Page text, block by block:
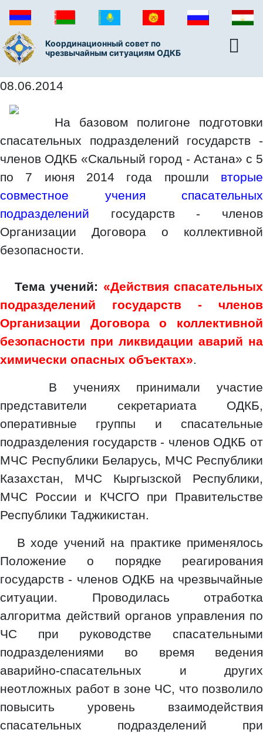
Координационный совет по
чрезвычайным ситуациям ОДКБ
08.06.2014
На базовом полигоне подготовки
спасательных подразделений государств -
членов ОДКБ «Скальный город - Астана» с 5
по 7 июня 2014 года прошли вторые
совместное учения спасательных
подразделений государств - членов
Организации Договора о коллективной
безопасности.
Тема учений: «Действия спасательных
подразделений государств - членов
Организации Договора о коллективной
безопасности при ликвидации аварий на
химически опасных объектах».
В учениях принимали участие
представители секретариата ОДКБ,
оперативные группы и спасательные
подразделения государств - членов ОДКБ от
МЧС Республики Беларусь, МЧС Республики
Казахстан, МЧС Кыргызской Республики,
МЧС России и КЧСГО при Правительстве
Республики Таджикистан.
В ходе учений на практике применялось
Положение о порядке реагирования
государств - членов ОДКБ на чрезвычайные
ситуации. Проводилась отработка
алгоритма действий органов управления по
ЧС при руководстве спасательными
подразделениями во время ведения
аварийно-спасательных и других
неотложных работ в зоне ЧС, что позволило
повысить уровень взаимодействия
спасательных подразделений при